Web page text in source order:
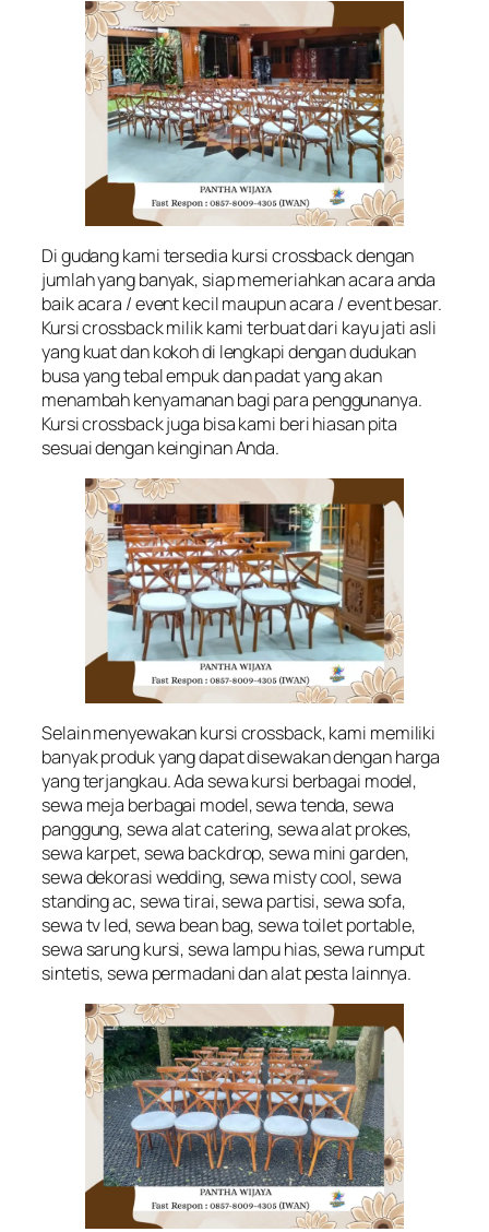
Di gudang kami tersedia kursi crossback dengan
jumlah yang banyak, siap memeriahkan acara anda
baik acara / event kecil maupun acara / event besar.
Kursi crossback milik kami terbuat dari kayu jati asli
yang kuat dan kokoh di lengkapi dengan dudukan
busa yang tebal empuk dan padat yang akan
menambah kenyamanan bagi para penggunanya.
Kursi crossback juga bisa kami beri hiasan pita
sesuai dengan keinginan Anda.
Selain menyewakan kursi crossback, kami memiliki
banyak produk yang dapat disewakan dengan harga
yang terjangkau. Ada sewa kursi berbagai model,
sewa meja berbagai model, sewa tenda, sewa
panggung, sewa alat catering, sewa alat prokes,
sewa karpet, sewa backdrop, sewa mini garden,
sewa dekorasi wedding, sewa misty cool, sewa
standing ac, sewa tirai, sewa partisi, sewa sofa,
sewa tv led, sewa bean bag, sewa toilet portable,
sewa sarung kursi, sewa lampu hias, sewa rumput
sintetis, sewa permadani dan alat pesta lainnya.